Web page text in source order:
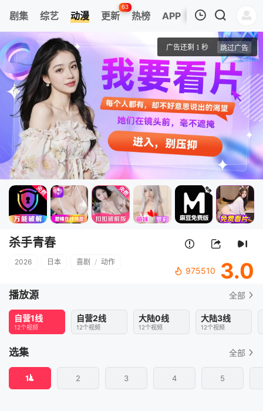
剧集 综艺 动漫 更新
63
热榜 APP
我的观影记录
1
杀手青春
清空
杀手青春
2026 日本 喜剧 / 动作
975510 3.0
播放源 全部
自营1线
12个视频
自营2线
12个视频
大陆0线
12个视频
大陆3线
12个视频
选集 全部
1 2 3 4 5